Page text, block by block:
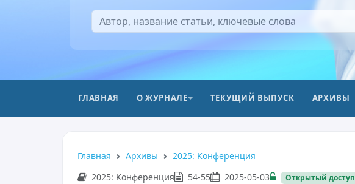
ГЛАВНАЯ О ЖУРНАЛЕ ТЕКУЩИЙ ВЫПУСК АРХИВЫ
Главная Архивы
2025: Kонференция
2025: Kонференция
54-55 2025-05-03 Открытый доступ